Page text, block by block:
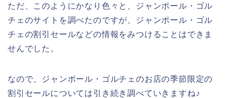
ただ、このようにかなり色々と、ジャンポール・ゴル
チェのサイトを調べたのですが、ジャンポール・ゴル
チェの割引セールなどの情報をみつけることはできま
せんでした。
なので、ジャンポール・ゴルチェのお店の季節限定の
割引セールについては引き続き調べていきますね♪